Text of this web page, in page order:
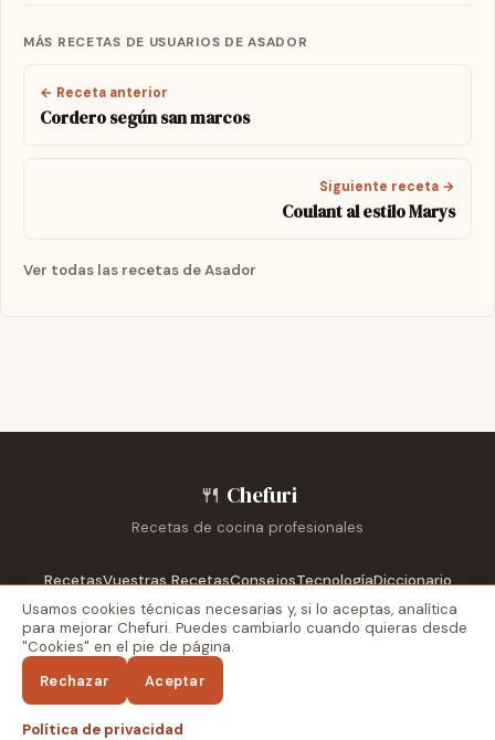
MÁS RECETAS DE USUARIOS DE ASADOR
← Receta anterior
Cordero según san marcos
Siguiente receta →
Coulant al estilo Marys
Ver todas las recetas de Asador
🍴 Chefuri
Recetas de cocina profesionales
RecetasVuestras RecetasConsejosTecnologíaDiccionario
Escuelas ReportajesRecetarios
Blog externoRecetas Dela
© 2026 Chefuri. Todos los derechos reservados.
Usamos cookies técnicas necesarias y, si lo aceptas, analítica
para mejorar Chefuri. Puedes cambiarlo cuando quieras desde
"Cookies" en el pie de página.
Rechazar
Aceptar
Política de privacidad